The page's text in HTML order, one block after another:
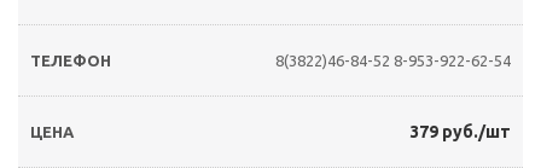
8(3822)46-84-52 8-953-922-62-54
379 руб./шт